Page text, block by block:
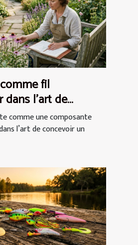
fil
l’art de
jardin
comme une composante
l’art de concevoir un